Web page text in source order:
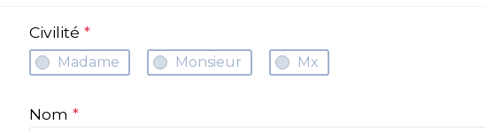
Civilité*
Madame Monsieur Mx
Nom*